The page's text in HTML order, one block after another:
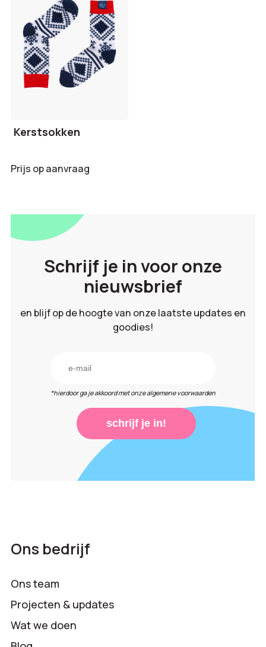
Kerstsokken
Prijs op aanvraag
Schrijf je in voor onze
nieuwsbrief
en blijf op de hoogte van onze laatste updates en
goodies!
*hierdoor ga je akkoord met onze algemene voorwaarden
schrijf je in!
Ons bedrijf
Ons team
Projecten & updates
Wat we doen